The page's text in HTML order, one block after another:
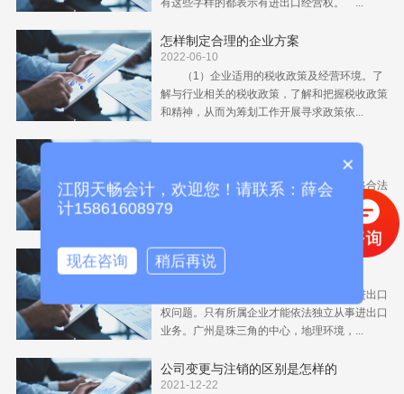
怎样制定合理的企业方案
2022-06-10
（1）企业适用的税收政策及经营环境。了
解与行业相关的税收政策，了解和把握税收政策
和精神，从而为筹划工作开展寻求政策依...
公司注销：指企业完全消失，法人资格合法
终止，员工遣散，银行的钱收回，债权债务结
束。 公司吊销：是指工商局强行终止企...
进出口权的条件是什么
2021-12-29
企业若享受出口退税政策，必须解决进出口
权问题。只有所属企业才能依法独立从事进出口
业务。广州是珠三角的中心，地理环境，...
公司变更与注销的区别是怎样的
2021-12-22
×
江阴天畅会计，欢迎您！请联系：薛会
计15861608979
现在咨询 稍后再说